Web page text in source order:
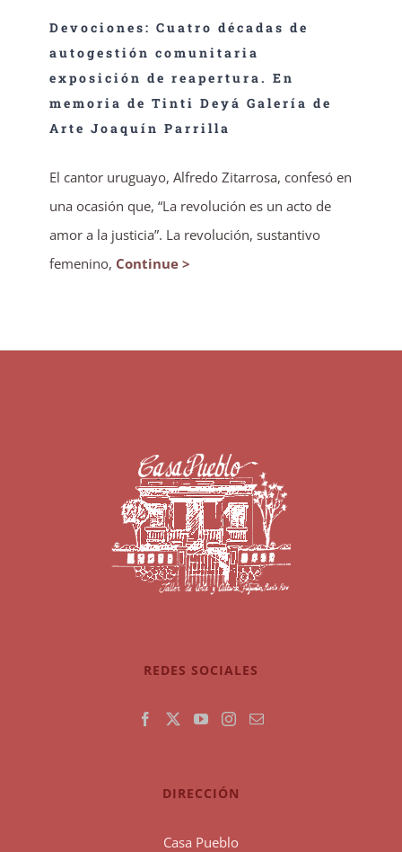
Devociones: Cuatro décadas de
autogestión comunitaria
exposición de reapertura. En
memoria de Tinti Deyá Galería de
Arte Joaquín Parrilla
El cantor uruguayo, Alfredo Zitarrosa, confesó en
una ocasión que, “La revolución es un acto de
amor a la justicia”. La revolución, sustantivo
femenino, Continue >
REDES SOCIALES
DIRECCIÓN
Casa Pueblo